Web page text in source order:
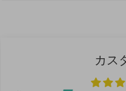
カス